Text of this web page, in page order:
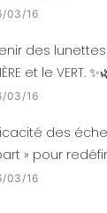
03 16
des
et le VERT.
03 16
des
» pour
03 16